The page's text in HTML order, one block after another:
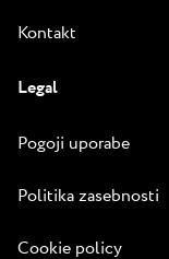
Kontakt
Legal
Pogoji uporabe
Politika zasebnosti
Cookie policy